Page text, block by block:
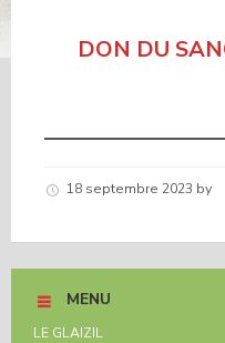
DON DU
18 septembre 2023 by
MENU
LE GLAIZIL